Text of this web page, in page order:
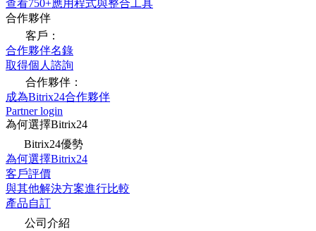
查看750+應用程式與整合工具
合作夥伴
客戶：
合作夥伴名錄
取得個人諮詢
合作夥伴：
成為Bitrix24合作夥伴
Partner login
為何選擇Bitrix24
Bitrix24優勢
為何選擇Bitrix24
客戶評價
與其他解決方案進行比較
產品自訂
公司介紹